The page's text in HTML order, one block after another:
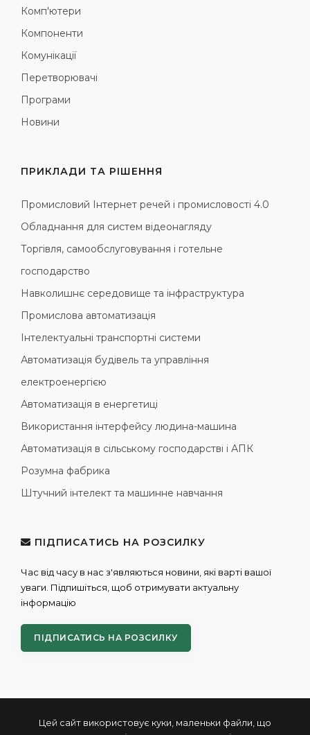
Цей сайт використовує куки, маленьки файли, що
Комп'ютери
Компоненти
Комунікації
Перетворювачі
Програми
Новини
ПРИКЛАДИ ТА РІШЕННЯ
Промисловий Інтернет речей і промисловості 4.0
Обладнання для систем відеонагляду
Торгівля, самообслуговування і готельне
господарство
Навколишнє середовище та інфраструктура
Промислова автоматизація
Інтелектуальні транспортні системи
Автоматизація будівель та управління
електроенергією
Автоматизація в енергетиці
Використання інтерфейсу людина-машина
Автоматизація в сільському господарстві і АПК
Розумна фабрика
Штучний інтелект та машинне навчання
ПІДПИСАТИСЬ НА РОЗСИЛКУ
Час від часу в нас з'являються новини, які варті вашої
уваги. Підпишіться, щоб отримувати актуальну
інформацію
ПІДПИСАТИСЬ НА РОЗСИЛКУ